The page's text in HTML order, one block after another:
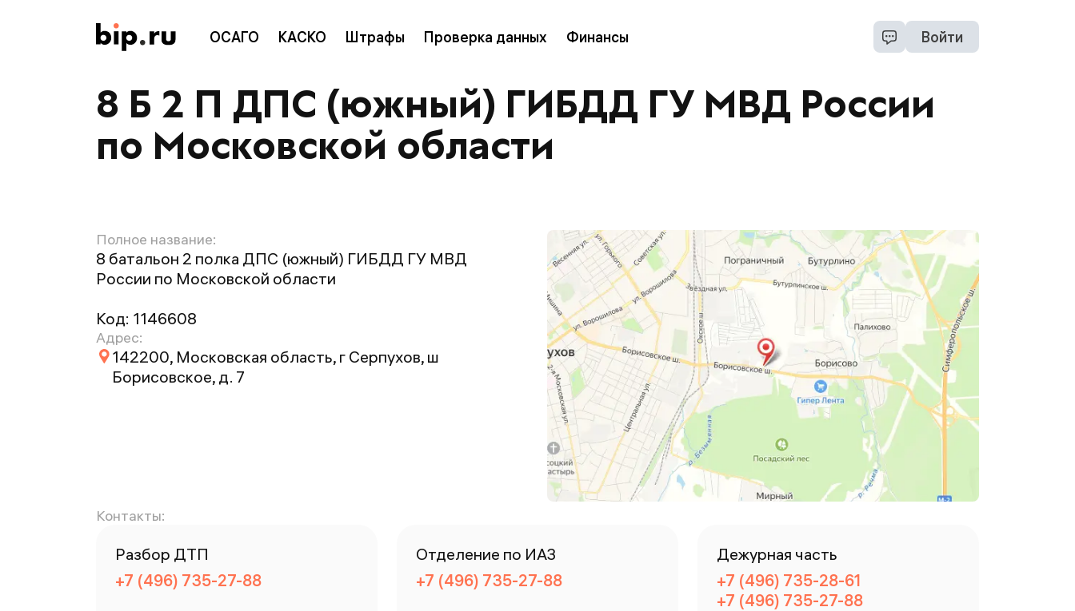
ОСАГО КАСКО Штрафы Проверка данных Финансы Войти
8 Б 2 П ДПС (южный) ГИБДД ГУ МВД России
по Московской области
Полное название:
8 батальон 2 полка ДПС (южный) ГИБДД ГУ МВД
России по Московской области
Код: 1146608
Адрес:
142200, Московская область, г Серпухов, ш
Борисовское, д. 7
Контакты:
Разбор ДТП
+7 (496) 735-27-88
Отделение по ИАЗ
+7 (496) 735-27-88
Дежурная часть
+7 (496) 735-28-61
+7 (496) 735-27-88